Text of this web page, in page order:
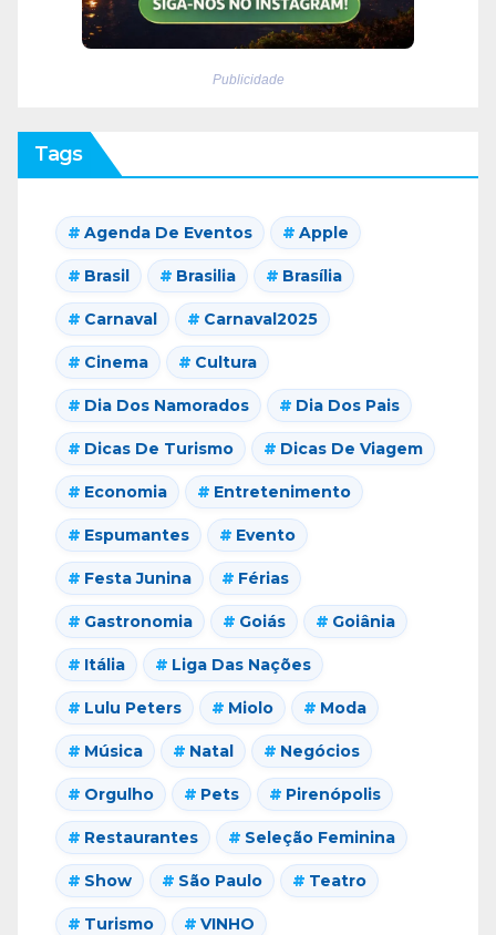
Publicidade
Tags
Agenda De Eventos Apple
Brasil Brasilia Brasília
Carnaval Carnaval2025
Cinema Cultura
Dia Dos Namorados Dia Dos Pais
Dicas De Turismo Dicas De Viagem
Economia Entretenimento
Espumantes Evento
Festa Junina Férias
Gastronomia Goiás Goiânia
Itália Liga Das Nações
Lulu Peters Miolo Moda
Música Natal Negócios
Orgulho Pets Pirenópolis
Restaurantes Seleção Feminina
Show São Paulo Teatro
Turismo VINHO